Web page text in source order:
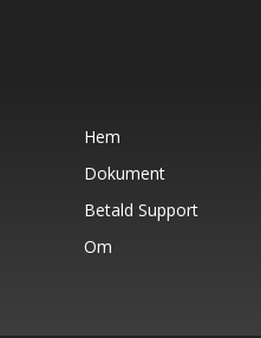
Hem
Dokument
Betald Support
Om